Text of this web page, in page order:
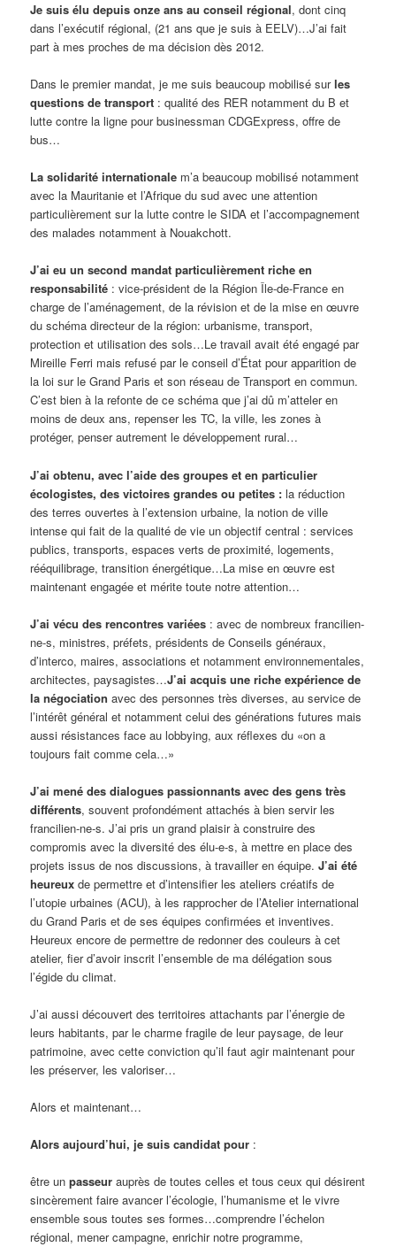
Je suis élu depuis onze ans au conseil régional, dont cinq
dans l’exécutif régional, (21 ans que je suis à EELV)…J’ai fait
part à mes proches de ma décision dès 2012.
Dans le premier mandat, je me suis beaucoup mobilisé surles
questions de transport : qualité des RER notamment du B et
lutte contre la ligne pour businessman CDGExpress, offre de
bus…
La solidarité internationale m’a beaucoup mobilisé notamment
avec la Mauritanie et l’Afrique du sud avec une attention
particulièrement sur la lutte contre le SIDA et l’accompagnement
des malades notamment à Nouakchott.
J’ai eu un second mandat particulièrement riche en
responsabilité : vice-président de la Région Île-de-France en
charge de l’aménagement, de la révision et de la mise en œuvre
du schéma directeur de la région: urbanisme, transport,
protection et utilisation des sols…Le travail avait été engagé par
Mireille Ferri mais refusé par le conseil d’État pour apparition de
la loi sur le Grand Paris et son réseau de Transport en commun.
C’est bien à la refonte de ce schéma que j’ai dû m’atteler en
moins de deux ans, repenser les TC, la ville, les zones à
protéger, penser autrement le développement rural…
J’ai obtenu, avec l’aide des groupes et en particulier
écologistes, des victoires grandes ou petites : la réduction
des terres ouvertes à l’extension urbaine, la notion de ville
intense qui fait de la qualité de vie un objectif central : services
publics, transports, espaces verts de proximité, logements,
rééquilibrage, transition énergétique…La mise en œuvre est
maintenant engagée et mérite toute notre attention…
J’ai vécu des rencontres variées : avec de nombreux francilien-
ne-s, ministres, préfets, présidents de Conseils généraux,
d’interco, maires, associations et notamment environnementales,
architectes, paysagistes…J’ai acquis une riche expérience de
la négociation avec des personnes très diverses, au service de
l’intérêt général et notamment celui des générations futures mais
aussi résistances face au lobbying, aux réflexes du «on a
toujours fait comme cela…»
J’ai mené des dialogues passionnants avec des gens très
différents, souvent profondément attachés à bien servir les
francilien-ne-s. J’ai pris un grand plaisir à construire des
compromis avec la diversité des élu-e-s, à mettre en place des
projets issus de nos discussions, à travailler en équipe.J’ai été
heureux de permettre et d’intensifier les ateliers créatifs de
l’utopie urbaines (ACU), à les rapprocher de l’Atelier international
du Grand Paris et de ses équipes confirmées et inventives.
Heureux encore de permettre de redonner des couleurs à cet
atelier, fier d’avoir inscrit l’ensemble de ma délégation sous
l’égide du climat.
J’ai aussi découvert des territoires attachants par l’énergie de
leurs habitants, par le charme fragile de leur paysage, de leur
patrimoine, avec cette conviction qu’il faut agir maintenant pour
les préserver, les valoriser…
Alors et maintenant…
Alors aujourd’hui, je suis candidat pour :
être unpasseur auprès de toutes celles et tous ceux qui désirent
sincèrement faire avancer l’écologie, l’humanisme et le vivre
ensemble sous toutes ses formes…comprendre l’échelon
régional, mener campagne, enrichir notre programme,